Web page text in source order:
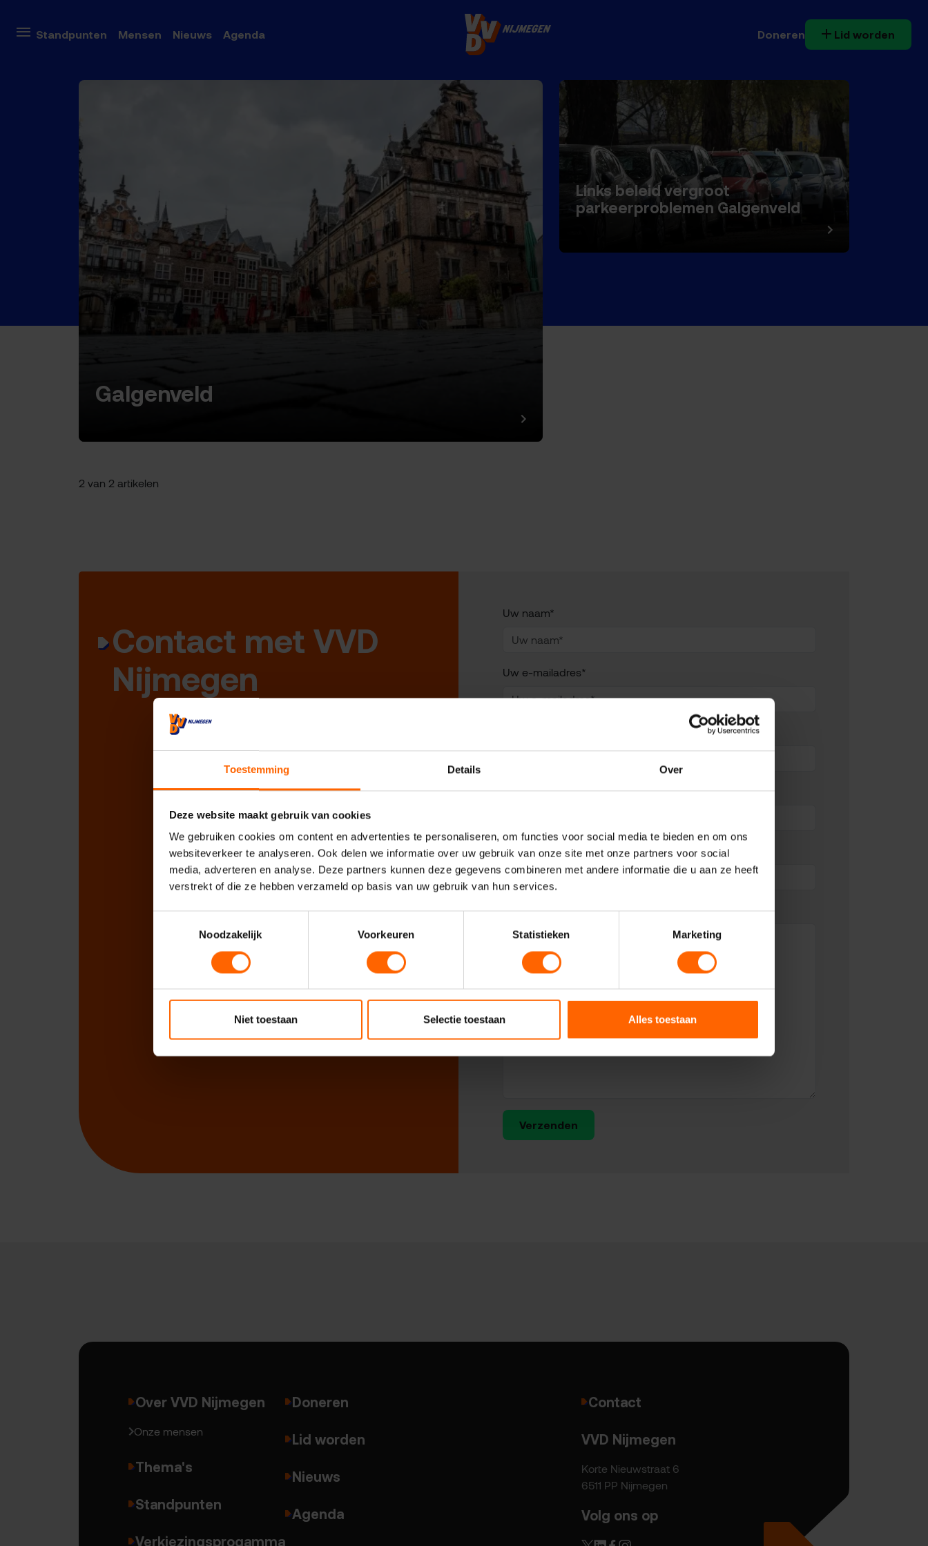
Toestemming Details Over
Deze website maakt gebruik van cookies
We gebruiken cookies om content en advertenties te personaliseren, om functies voor social media te bieden en om ons
websiteverkeer te analyseren. Ook delen we informatie over uw gebruik van onze site met onze partners voor social
media, adverteren en analyse. Deze partners kunnen deze gegevens combineren met andere informatie die u aan ze heeft
verstrekt of die ze hebben verzameld op basis van uw gebruik van hun services.
Noodzakelijk
Voorkeuren Statistieken Marketing
Niet toestaan Selectie toestaan Alles toestaan
Standpunten Mensen Nieuws Agenda Doneren Lid worden
Onderwerpen
Galgenveld
Links beleid vergroot
parkeerproblemen Galgenveld
2 van 2 artikelen
Contact met VVD
Nijmegen
Uw naam*
Uw e-mailadres*
Uw woonplaats
Geadresseerde
Uw vraag of opmerking
Verzenden
Over VVD Nijmegen
Onze mensen
Thema's
Standpunten
Verkiezingsprogamma
Doneren
Lid worden
Nieuws
Agenda
Contact
VVD Nijmegen
Korte Nieuwstraat 6
6511 PP Nijmegen
Volg ons op